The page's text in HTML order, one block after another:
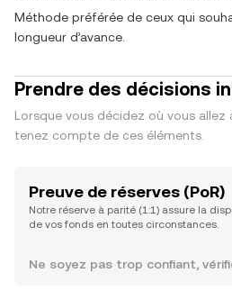
Méthode préférée de ceux qui
longueur d’avance.
Prendre des décisions
Lorsque vous décidez où vous allez
tenez compte de ces éléments.
Preuve de réserves (PoR)
Notre réserve à parité (1:1) assure la
de vos fonds en toutes circonstances.
Ne soyez pas trop confiant,